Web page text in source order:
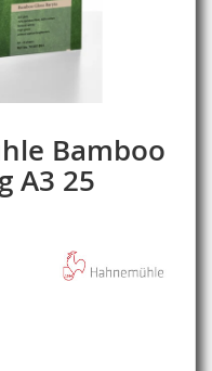
Bamboo
A3 25